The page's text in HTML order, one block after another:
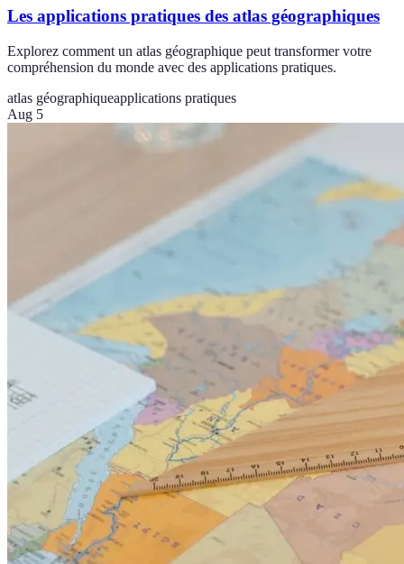
Les applications pratiques des atlas géographiques
Explorez comment un atlas géographique peut transformer votre
compréhension du monde avec des applications pratiques.
atlas géographiqueapplications pratiques
Aug 5